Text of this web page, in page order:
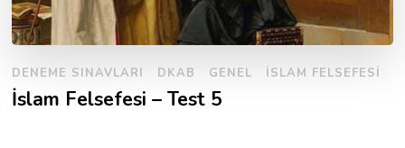
DENEME SINAVLARI DKAB GENEL İSLAM FELSEFESI
İslam Felsefesi – Test 5